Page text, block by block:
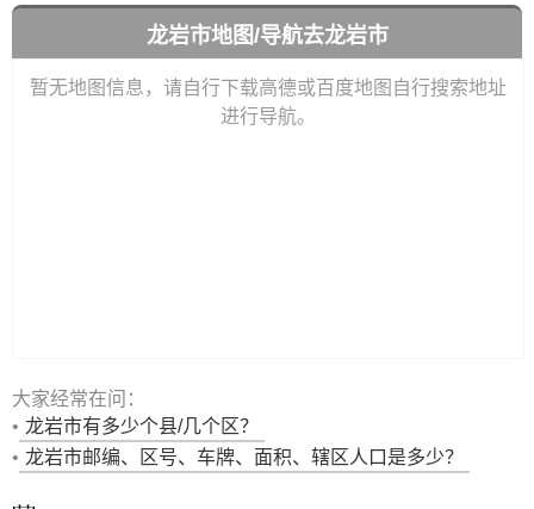
龙岩市地图/导航去龙岩市
暂无地图信息，请自行下载高德或百度地图自行搜索地址
进行导航。
大家经常在问：
• 龙岩市有多少个县/几个区？
• 龙岩市邮编、区号、车牌、面积、辖区人口是多少？